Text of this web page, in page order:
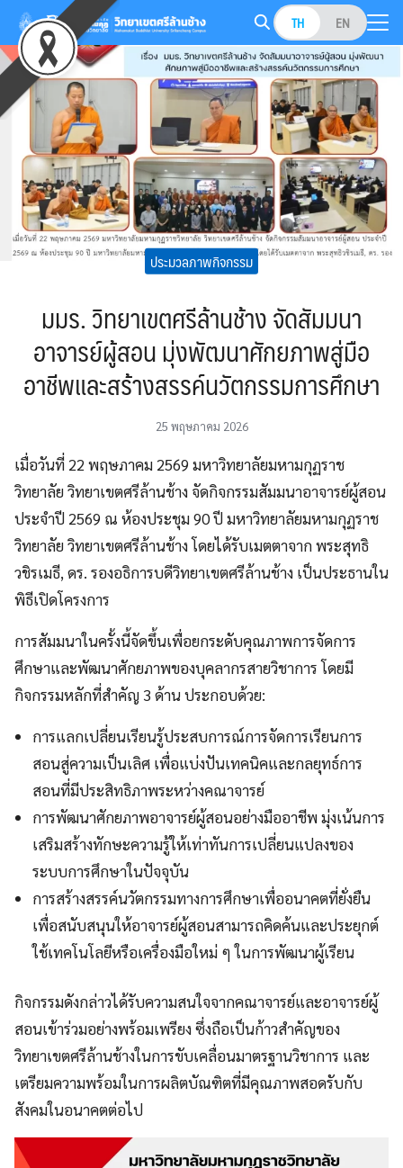
Skip
content
TH EN
Search
for:
ประมวลภาพกิจกรรม
มมร. วิทยาเขตศรีล้านช้าง จัดสัมมนา
อาจารย์ผู้สอน มุ่งพัฒนาศักยภาพสู่มือ
อาชีพและสร้างสรรค์นวัตกรรมการศึกษา
25 พฤษภาคม 2026
เมื่อวันที่ 22 พฤษภาคม 2569 มหาวิทยาลัยมหามกุฏราช
วิทยาลัย วิทยาเขตศรีล้านช้าง จัดกิจกรรมสัมมนาอาจารย์ผู้สอน
ประจำปี 2569 ณ ห้องประชุม 90 ปี มหาวิทยาลัยมหามกุฏราช
วิทยาลัย วิทยาเขตศรีล้านช้าง โดยได้รับเมตตาจาก พระสุทธิ
วชิรเมธี, ดร. รองอธิการบดีวิทยาเขตศรีล้านช้าง เป็นประธานใน
พิธีเปิดโครงการ
การสัมมนาในครั้งนี้จัดขึ้นเพื่อยกระดับคุณภาพการจัดการ
ศึกษาและพัฒนาศักยภาพของบุคลากรสายวิชาการ โดยมี
กิจกรรมหลักที่สำคัญ 3 ด้าน ประกอบด้วย:
การแลกเปลี่ยนเรียนรู้ประสบการณ์การจัดการเรียนการ
สอนสู่ความเป็นเลิศ เพื่อแบ่งปันเทคนิคและกลยุทธ์การ
สอนที่มีประสิทธิภาพระหว่างคณาจารย์
การพัฒนาศักยภาพอาจารย์ผู้สอนอย่างมืออาชีพ มุ่งเน้นการ
เสริมสร้างทักษะความรู้ให้เท่าทันการเปลี่ยนแปลงของ
ระบบการศึกษาในปัจจุบัน
การสร้างสรรค์นวัตกรรมทางการศึกษาเพื่ออนาคตที่ยั่งยืน
เพื่อสนับสนุนให้อาจารย์ผู้สอนสามารถคิดค้นและประยุกต์
ใช้เทคโนโลยีหรือเครื่องมือใหม่ ๆ ในการพัฒนาผู้เรียน
กิจกรรมดังกล่าวได้รับความสนใจจากคณาจารย์และอาจารย์ผู้
สอนเข้าร่วมอย่างพร้อมเพรียง ซึ่งถือเป็นก้าวสำคัญของ
วิทยาเขตศรีล้านช้างในการขับเคลื่อนมาตรฐานวิชาการ และ
เตรียมความพร้อมในการผลิตบัณฑิตที่มีคุณภาพสอดรับกับ
สังคมในอนาคตต่อไป